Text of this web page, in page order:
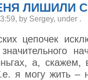
ЛИШИЛИ
by Sergey, under .
цепочек
а, скажем,
я могу жить –